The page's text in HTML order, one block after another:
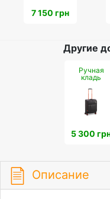
7 150 грн
Другие
Ручная
кладь
5 300
Описание